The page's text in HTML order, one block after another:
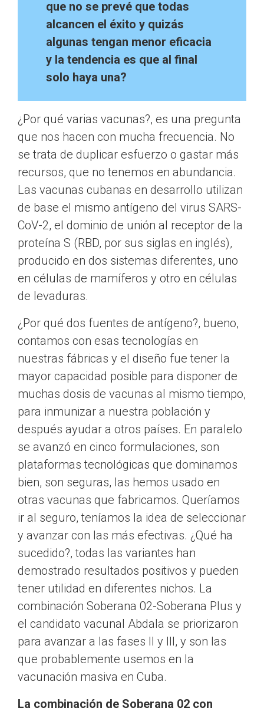
que no se prevé que todas
alcancen el éxito y quizás
algunas tengan menor eficacia
y la tendencia es que al final
solo haya una?
¿Por qué varias vacunas?, es una pregunta
que nos hacen con mucha frecuencia. No
se trata de duplicar esfuerzo o gastar más
recursos, que no tenemos en abundancia.
Las vacunas cubanas en desarrollo utilizan
de base el mismo antígeno del virus SARS-
CoV-2, el dominio de unión al receptor de la
proteína S (RBD, por sus siglas en inglés),
producido en dos sistemas diferentes, uno
en células de mamíferos y otro en células
de levaduras.
¿Por qué dos fuentes de antígeno?, bueno,
contamos con esas tecnologías en
nuestras fábricas y el diseño fue tener la
mayor capacidad posible para disponer de
muchas dosis de vacunas al mismo tiempo,
para inmunizar a nuestra población y
después ayudar a otros países. En paralelo
se avanzó en cinco formulaciones, son
plataformas tecnológicas que dominamos
bien, son seguras, las hemos usado en
otras vacunas que fabricamos. Queríamos
ir al seguro, teníamos la idea de seleccionar
y avanzar con las más efectivas. ¿Qué ha
sucedido?, todas las variantes han
demostrado resultados positivos y pueden
tener utilidad en diferentes nichos. La
combinación Soberana 02-Soberana Plus y
el candidato vacunal Abdala se priorizaron
para avanzar a las fases II y III, y son las
que probablemente usemos en la
vacunación masiva en Cuba.
La combinación de Soberana 02 con